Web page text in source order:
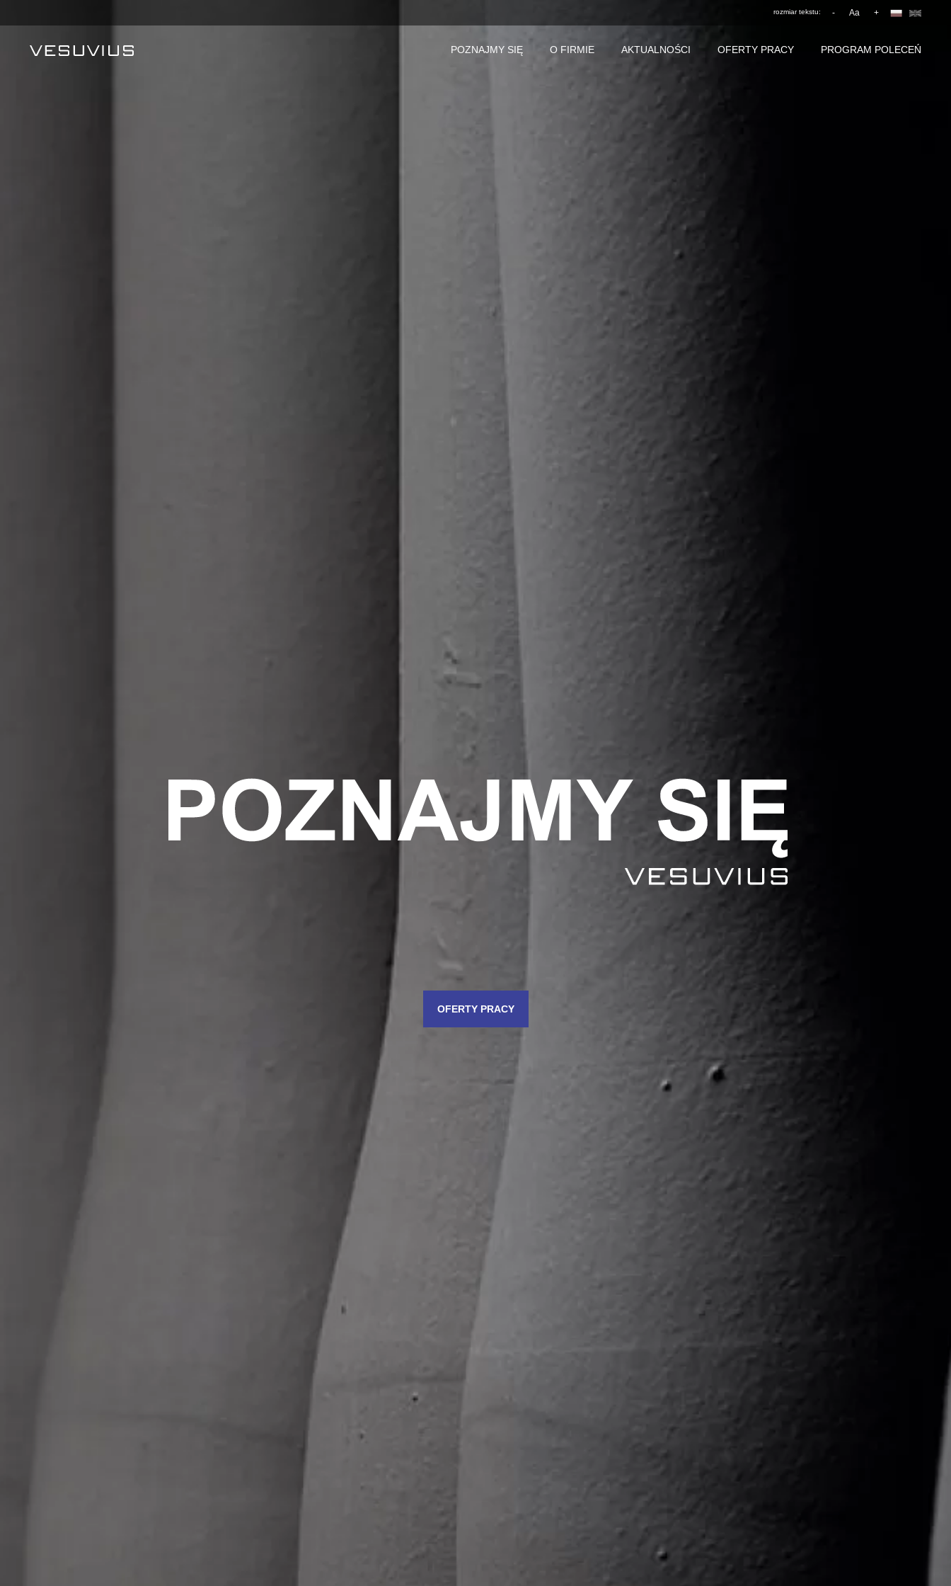
rozmiar tekstu: - Aa +
POZNAJMY SIĘ O FIRMIE AKTUALNOŚCI OFERTY PRACY PROGRAM POLECEŃ
OFERTY PRACY